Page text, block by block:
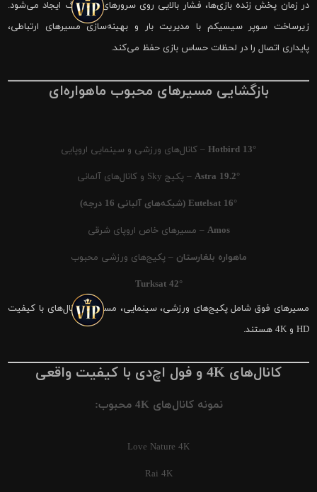
در زمان پخش زنده بازی‌ها، فشار بالایی روی سرورهای شیرینگ ایجاد می‌شود.
زیرساخت سوپر سیسیکم با مدیریت بار و بهینه‌سازی مسیرهای ارتباطی،
پایداری اتصال را در لحظات حساس بازی حفظ می‌کند.
بازگشایی مسیرهای محبوب ماهواره‌ای
Hotbird 13° – کانال‌های ورزشی و سینمایی اروپایی
Astra 19.2° – پکیج Sky و کانال‌های آلمانی
Eutelsat 16° (شبکه‌های آلبانی 16 درجه)
Amos – مسیرهای خاص اروپای شرقی
ماهواره بلغارستان – پکیج‌های ورزشی محبوب
Turksat 42°
مسیرهای فوق شامل پکیج‌های ورزشی، سینمایی، مستند و کانال‌های با کیفیت
HD و 4K هستند.
کانال‌های 4K و فول اچ‌دی با کیفیت واقعی
نمونه کانال‌های 4K محبوب:
Love Nature 4K
Rai 4K